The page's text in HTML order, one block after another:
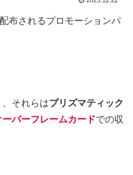
布されるプロモーションパ
それらはプリズマティック
ーバーフレームカードでの収